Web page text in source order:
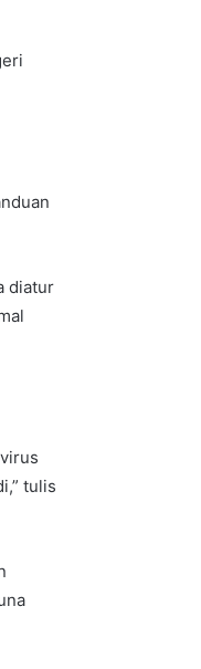
diatur
tulis